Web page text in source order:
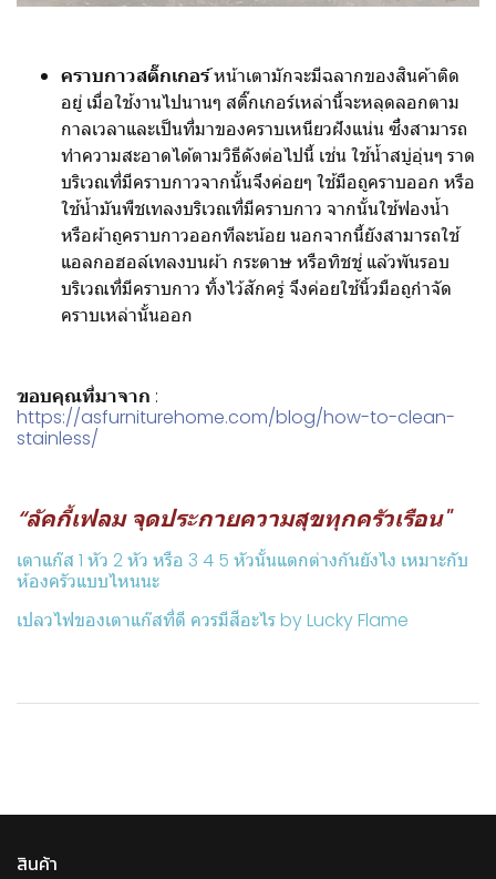
คราบกาวสติ๊กเกอร์หน้าเตามักจะมีฉลากของสินค้าติด
อยู่ เมื่อใช้งานไปนานๆ สติ๊กเกอร์เหล่านี้จะหลุดลอกตาม
กาลเวลาและเป็นที่มาของคราบเหนียวฝังแน่น ซึ่งสามารถ
ทำความสะอาดได้ตามวิธีดังต่อไปนี้ เช่น ใช้น้ำสบู่อุ่นๆ ราด
บริเวณที่มีคราบกาวจากนั้นจึงค่อยๆ ใช้มือถูคราบออก หรือ
ใช้น้ำมันพืชเทลงบริเวณที่มีคราบกาว จากนั้นใช้ฟองน้ำ
หรือผ้าถูคราบกาวออกทีละน้อย นอกจากนี้ยังสามารถใช้
แอลกอฮอล์เทลงบนผ้า กระดาษ หรือทิชชู่ แล้วพันรอบ
บริเวณที่มีคราบกาว ทิ้งไว้สักครู่ จึงค่อยใช้นิ้วมือถูกำจัด
คราบเหล่านั้นออก
ขอบคุณที่มาจาก :
https://asfurniturehome.com/blog/how-to-clean-
stainless/
“ลัคกี้เฟลม จุดประกายความสุขทุกครัวเรือน"
เตาแก๊ส 1 หัว 2 หัว หรือ 3 4 5 หัวนั้นแตกต่างกันยังไง เหมาะกับ
ห้องครัวแบบไหนนะ
เปลวไฟของเตาแก๊สที่ดี ควรมีสีอะไร by Lucky Flame
สินค้า